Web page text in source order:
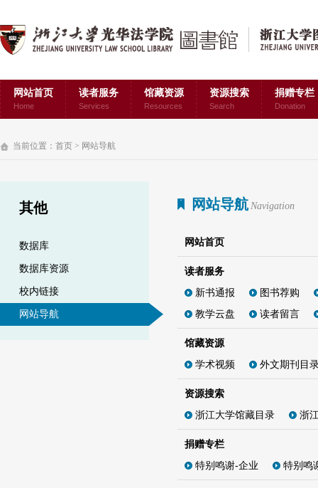
网站首页
Home
读者服务
Services
馆藏资源
Resources
资源搜索
Search
捐赠专栏
Donation
当前位置： 首页 > 网站导航
其他
数据库
数据库资源
校内链接
网站导航
网站导航 Navigation
网站首页
读者服务
新书通报
图书荐购
教学云盘
读者留言
馆藏资源
学术视频
外文期刊目
资源搜索
浙江大学馆藏目录
浙
捐赠专栏
特别鸣谢-企业
特别鸣